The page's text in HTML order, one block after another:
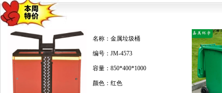
名称： 金属垃圾桶
编号： JM-4573
容量： 850*400*1000
颜色： 红色